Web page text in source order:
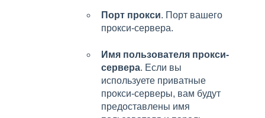
Порт прокси. Порт вашего
прокси-сервера.
Имя пользователя прокси-
сервера. Если вы
используете приватные
прокси-серверы, вам будут
предоставлены имя